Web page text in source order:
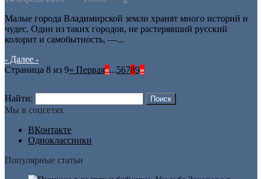
Малые города Владимирской земли хранят много историй и
чудес. Один из таких городов, не растерявший русский
колорит и самобытность, —...
- Далее -
Страница 8 из 9« Первая«...56789»
Найти:
Мы в соцсетях
ВКонтакте
Одноклассники
Популярные статьи